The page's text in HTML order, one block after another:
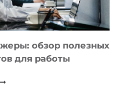
обзор полезных
для работы